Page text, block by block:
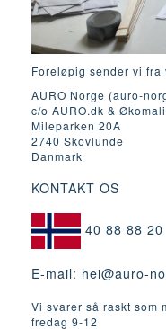
Foreløpig sender vi
AURO Norge (auro-
c/o AURO.dk &
Mileparken 20A
2740 Skovlunde
Danmark
KONTAKT OS
40 88 88 20
E-mail: hei@auro-
Vi svarer så raskt som
fredag ​​9-12